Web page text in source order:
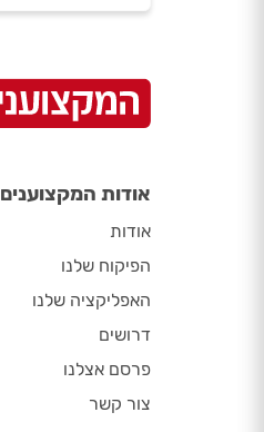
אודות המקצוענים
אודות
הפיקוח שלנו
האפליקציה שלנו
דרושים
פרסם אצלנו
צור קשר